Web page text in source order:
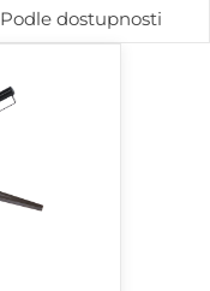
Podle dostupnosti